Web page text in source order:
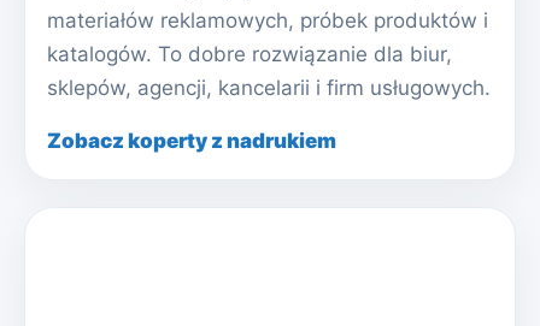
materiałów reklamowych, próbek produktów i
katalogów. To dobre rozwiązanie dla biur,
sklepów, agencji, kancelarii i firm usługowych.
Zobacz koperty z nadrukiem